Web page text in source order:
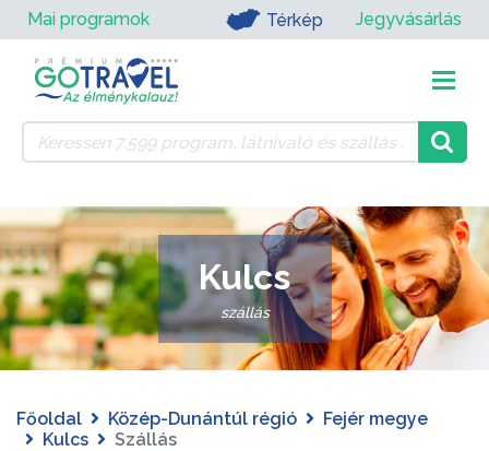
Mai programok Térkép Jegyvásárlás
Kulcs
szállás
Főoldal Közép-Dunántúl régió
Fejér megye
Kulcs
Szállás